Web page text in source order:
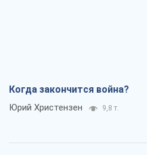
Когда закончится война?
Юрий Христензен 9,8 т.